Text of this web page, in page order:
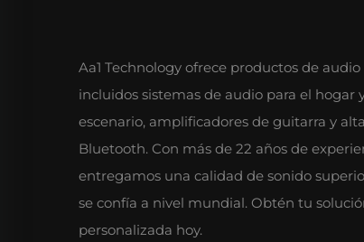
Aa1 Technology ofrece productos de
incluidos sistemas de audio para el hogar
escenario, amplificadores de guitarra y
Bluetooth. Con más de 22 años de
entregamos una calidad de sonido
se confía a nivel mundial. Obtén tu
personalizada hoy.